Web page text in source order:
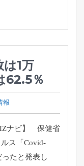
1万
62.5％
報
ナビ】 保健省
ス「Covid-
たと発表し